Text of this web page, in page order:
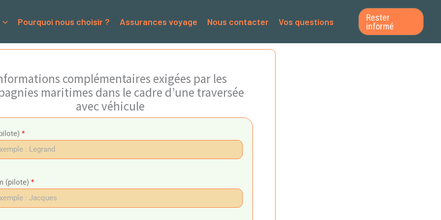
Pourquoi nous choisir ? Assurances voyage Nous contacter Vos questions
Rester
informé
complémentaires exigées par les
maritimes dans le cadre d’une traversée
avec véhicule
*
(pilote) *